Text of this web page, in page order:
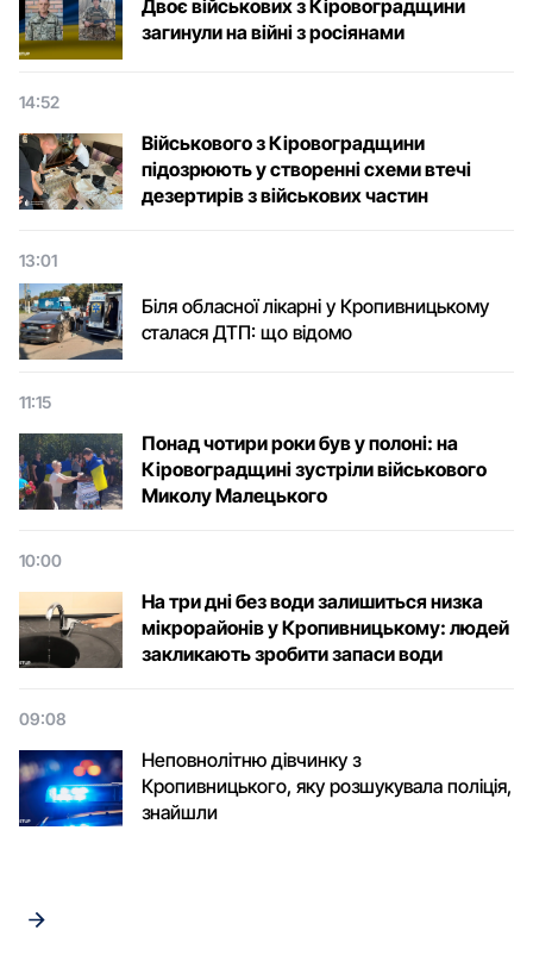
Двоє військових з Кіровоградщини
загинули на війні з росіянами
14:52
Військового з Кіровоградщини
підозрюють у створенні схеми втечі
дезертирів з військових частин
13:01
Біля обласної лікарні у Кропивницькому
сталася ДТП: що відомо
11:15
Понад чотири роки був у полоні: на
Кіровоградщині зустріли військового
Микoлу Малецькoгo
10:00
На три дні без води залишиться низка
мікрорайонів у Кропивницькому: людей
закликають зробити запаси води
09:08
Неповнолітню дівчинку з
Кропивницького, яку розшукувала поліція,
знайшли